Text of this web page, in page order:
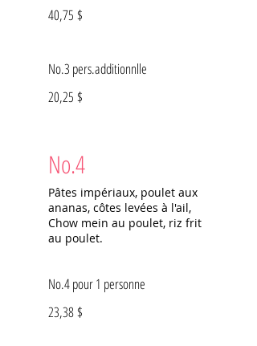
40,75 $
No.3 pers.additionnlle
20,25 $
No.4
Pâtes impériaux, poulet aux
ananas, côtes levées à l'ail,
Chow mein au poulet, riz frit
au poulet.
No.4 pour 1 personne
23,38 $